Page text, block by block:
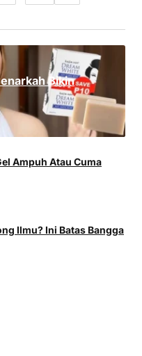
Bikin
Ampuh Atau Cuma
Ilmu? Ini Batas Bangga